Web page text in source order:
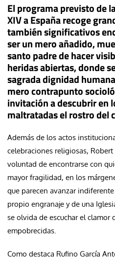
El programa previsto de
XIV a España recoge
también significativos
ser un mero añadido,
santo padre de hacer
heridas abiertas, donde
sagrada dignidad
mero contrapunto
invitación a descubrir en
maltratadas el rostro del
Además de los actos
celebraciones religiosas,
voluntad de encontrarse con
mayor fragilidad, en los
que parecen avanzar
propio engranaje y de una
se olvida de escuchar el clamor
empobrecidas.
Como destaca Rufino García